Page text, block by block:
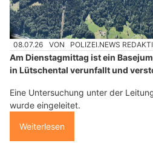
08.07.26 VON POLIZEI.NEWS
Am Dienstagmittag ist ein
in Lütschental verunfallt und
Eine Untersuchung unter der
wurde eingeleitet.
Weiterlesen